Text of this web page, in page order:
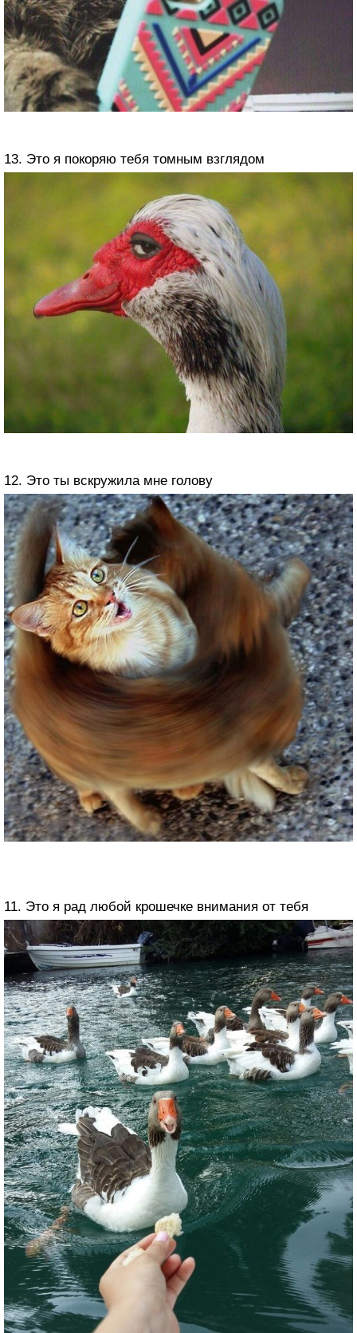
13. Это я покоряю тебя томным взглядом
12. Это ты вскружила мне голову
11. Это я рад любой крошечке внимания от тебя